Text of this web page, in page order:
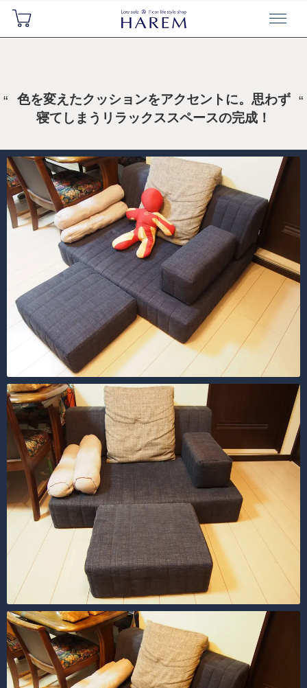
色を変えたクッションをアクセントに。思わず
寝てしまうリラックススペースの完成！